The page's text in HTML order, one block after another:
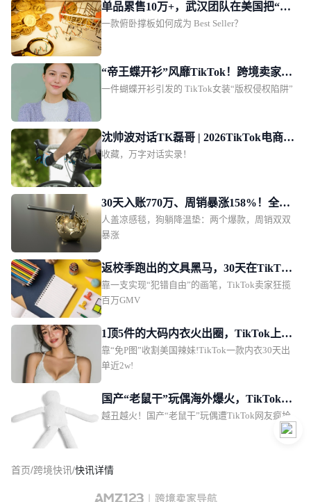
单品累售10万+，武汉团队在美国把“冷
门器材”做成了爆款
一款俯卧撑板如何成为 Best Seller？
“帝王蝶开衫”风靡TikTok！跨境卖家先
别急上架
一件蝴蝶开衫引发的 TikTok女装“版权侵权陷阱”
沈帅波对话TK磊哥 | 2026TikTok电商叙
事万字实录
收藏，万字对话实录！
30天入账770万、周销暴涨158%！全球
热浪引爆TikTok“降温经济”？
人盖凉感毯，狗躺降温垫：两个爆款，周销双双
暴涨
返校季跑出的文具黑马，30天在TikTok
爆卖70万
靠一支实现“犯错自由”的画笔，TikTok卖家狂揽
百万GMV
1顶5件的大码内衣火出圈，TikTok上架
9个月卖出千万GMV
靠“免P图”收割美国辣妹!TikTok一款内衣30天出
单近2w!
国产“老鼠干”玩偶海外爆火，TikTok网
友求购同款！
越丑越火！国产“老鼠干”玩偶遭TikTok网友疯抢
首页/跨境快讯/快讯详情